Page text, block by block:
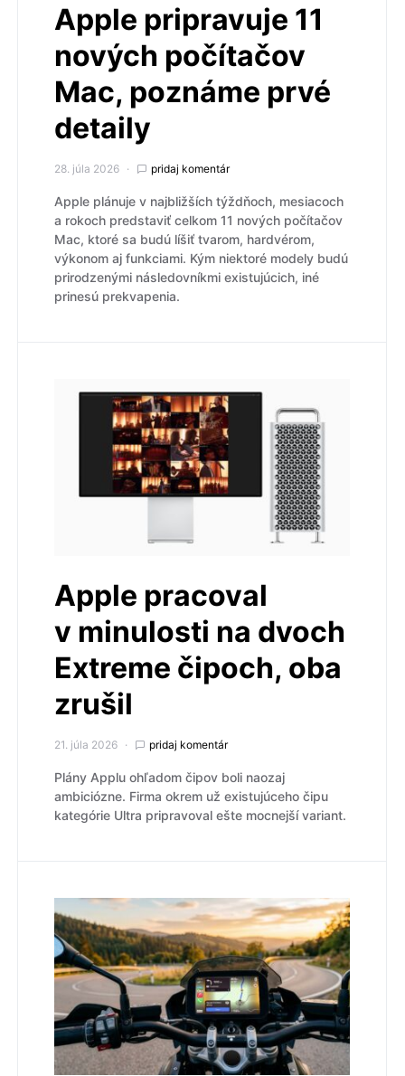
Apple pripravuje 11
nových počítačov
Mac, poznáme prvé
detaily
28. júla 2026 pridaj komentár
Apple plánuje v najbližších týždňoch, mesiacoch
a rokoch predstaviť celkom 11 nových počítačov
Mac, ktoré sa budú líšiť tvarom, hardvérom,
výkonom aj funkciami. Kým niektoré modely budú
prirodzenými následovníkmi existujúcich, iné
prinesú prekvapenia.
Apple pracoval
v minulosti na dvoch
Extreme čipoch, oba
zrušil
21. júla 2026 pridaj komentár
Plány Applu ohľadom čipov boli naozaj
ambiciózne. Firma okrem už existujúceho čipu
kategórie Ultra pripravoval ešte mocnejší variant.